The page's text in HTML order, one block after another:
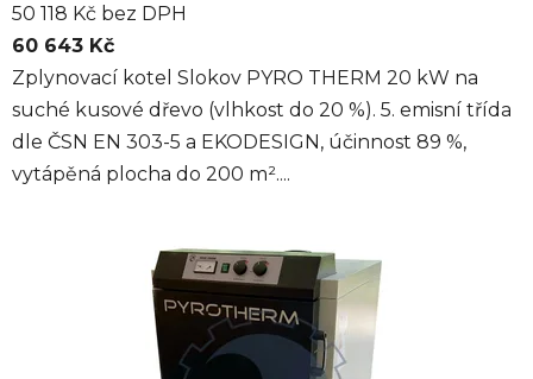
50 118 Kč bez DPH
60 643 Kč
Zplynovací kotel Slokov PYRO THERM 20 kW na
suché kusové dřevo (vlhkost do 20 %). 5. emisní třída
dle ČSN EN 303-5 a EKODESIGN, účinnost 89 %,
vytápěná plocha do 200 m²....